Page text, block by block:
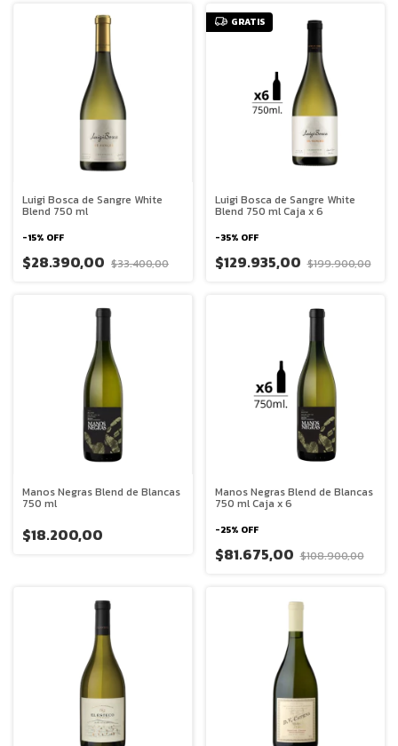
Luigi Bosca de Sangre White
Blend 750 ml
-15% OFF
$28.390,00 $33.400,00
GRATIS
Luigi Bosca de Sangre White
Blend 750 ml Caja x 6
-35% OFF
$129.935,00 $199.900,00
Manos Negras Blend de Blancas
750 ml
$18.200,00
Manos Negras Blend de Blancas
750 ml Caja x 6
-25% OFF
$81.675,00 $108.900,00